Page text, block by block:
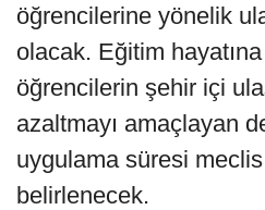
öğrencilerine yönelik
olacak. Eğitim
öğrencilerin şehir içi
azaltmayı amaçlayan
uygulama süresi
belirlenecek.